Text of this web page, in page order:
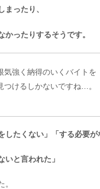
まったり、
かったりするそうです。
気強く納得のいくバイトを
つけるしかないですね…。
したくない」「する必要が
いと言われた」